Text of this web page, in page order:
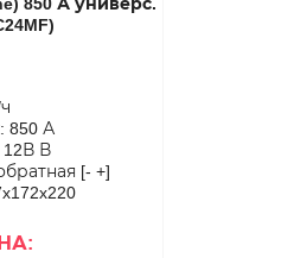
850 А
В
[- +]